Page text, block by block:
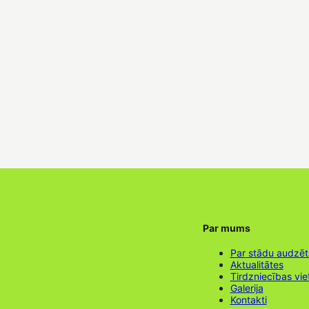
Par mums
Par stādu
Aktualitātes
Tirdzniecības
Galerija
Kontakti